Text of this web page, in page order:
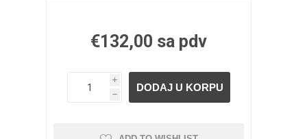
TUŠ KADE
€132,00 sa pdv
i
h